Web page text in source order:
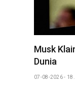
Musk
Dunia
07-08-2026 -